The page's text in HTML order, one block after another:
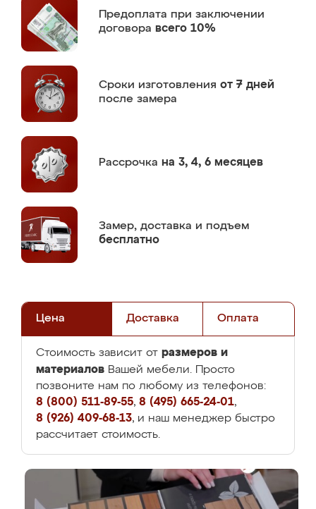
Предоплата при заключении
договора всего 10%
Сроки изготовления от 7 дней
после замера
Рассрочка на 3, 4, 6 месяцев
Замер, доставка и подъем
бесплатно
Цена Доставка Оплата
Стоимость зависит от размеров и
материалов Вашей мебели. Просто
позвоните нам по любому из телефонов:
8 (800) 511-89-55, 8 (495) 665-24-01,
8 (926) 409-68-13, и наш менеджер быстро
рассчитает стоимость.